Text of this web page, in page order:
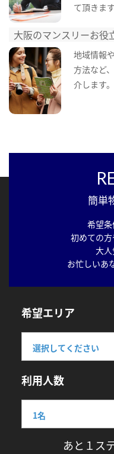
て頂きます
大阪のマンスリーお役
地域情報
方法など
介します。
簡単
希望条
初めての
大人
お忙しいあ
希望エリア
利用人数
あと１ス